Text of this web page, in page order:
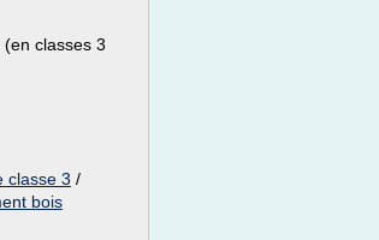
classes 3
classe 3 /
bois